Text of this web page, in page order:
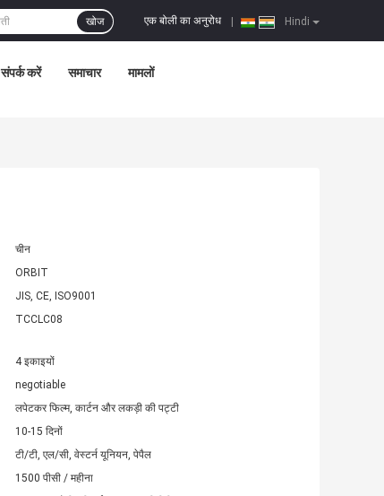
Hindi
एक बोली का अनुरोध
खोज
संपर्क करें समाचार मामलों
चीन
ORBIT
JIS, CE, ISO9001
TCCLC08
4 इकाइयों
negotiable
लपेटकर फिल्म, कार्टन और लकड़ी की पट्टी
10-15 दिनों
टी/टी, एल/सी, वेस्टर्न यूनियन, पेपैल
1500 पीसी / महीना